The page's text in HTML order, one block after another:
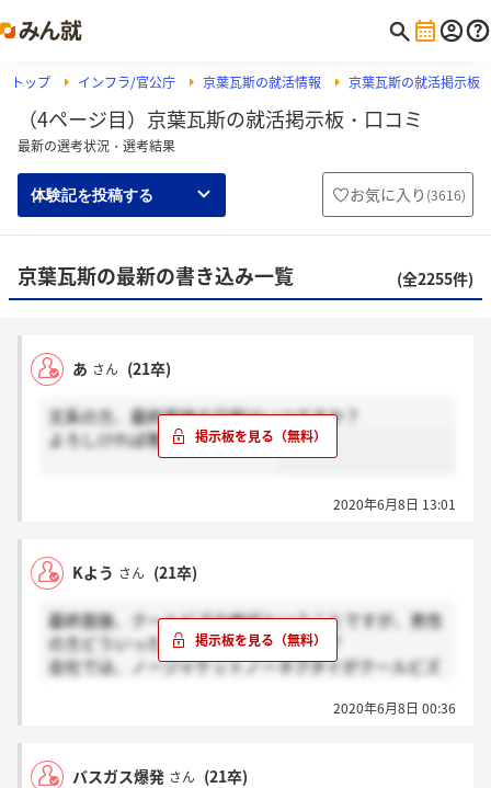
トップ インフラ/官公庁 京葉瓦斯の就活情報 京葉瓦斯の就活掲示板
（4ページ目）京葉瓦斯の就活掲示板・口コミ
最新の選考状況・選考結果
体験記を投稿する お気に入り (3616)
京葉瓦斯の最新の書き込み一覧 (全2255件)
あ さん (21卒)
文系の方、最終面接の日程はいつですか？
よろしければ教えてください。
2020年6月8日 13:01
Kよう さん (21卒)
最終面接、クールビズの格好ということですが、男性
の方どういった格好でいくでしょうか？
会社では、ノージャケットノーネクタイがクールビズ
2020年6月8日 00:36
バスガス爆発 さん (21卒)